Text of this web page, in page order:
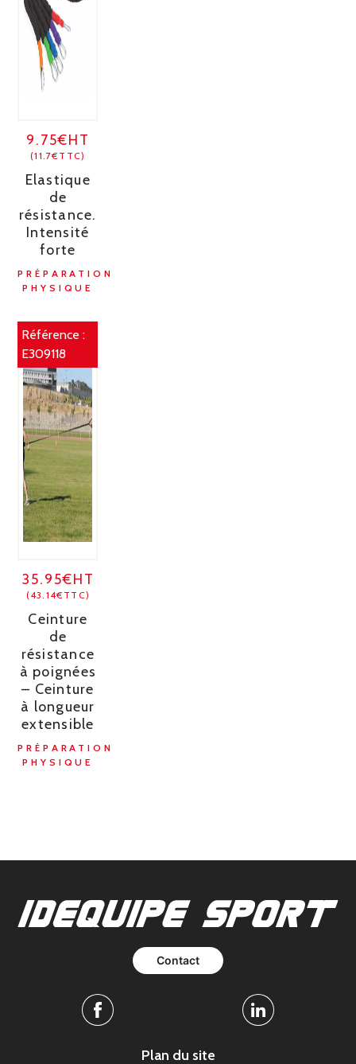
9.75€HT
(11.7€TTC)
Elastique
de
résistance.
Intensité
forte
PRÉPARATION
PHYSIQUE
Référence :
E309118
35.95€HT
(43.14€TTC)
Ceinture
de
résistance
à poignées
– Ceinture
à longueur
extensible
PRÉPARATION
PHYSIQUE
Contact
Facebook Linkedin
Plan du site